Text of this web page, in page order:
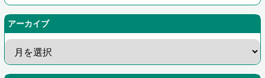
アーカイブ